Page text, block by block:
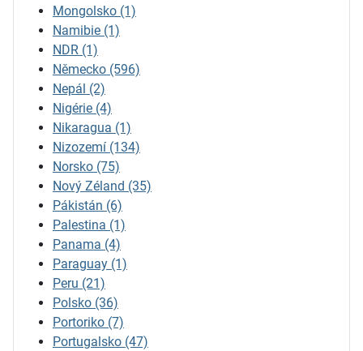
Mongolsko (1)
Namibie (1)
NDR (1)
Německo (596)
Nepál (2)
Nigérie (4)
Nikaragua (1)
Nizozemí (134)
Norsko (75)
Nový Zéland (35)
Pákistán (6)
Palestina (1)
Panama (4)
Paraguay (1)
Peru (21)
Polsko (36)
Portoriko (7)
Portugalsko (47)